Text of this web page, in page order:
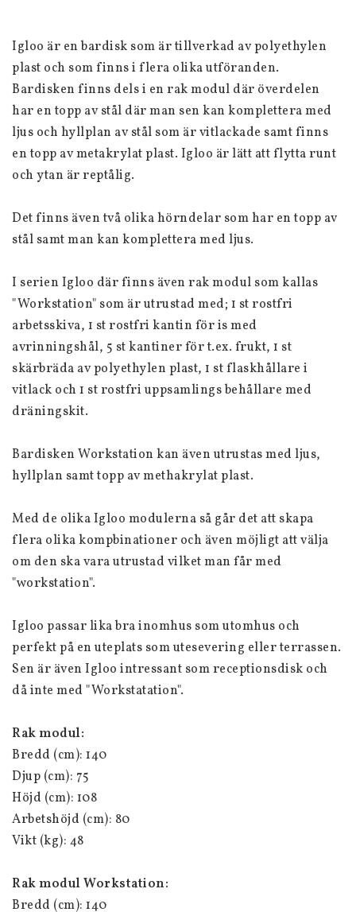
Igloo är en bardisk som är tillverkad av polyethylen
plast och som finns i flera olika utföranden.
Bardisken finns dels i en rak modul där överdelen
har en topp av stål där man sen kan komplettera med
ljus och hyllplan av stål som är vitlackade samt finns
en topp av metakrylat plast. Igloo är lätt att flytta runt
och ytan är reptålig.
Det finns även två olika hörndelar som har en topp av
stål samt man kan komplettera med ljus.
I serien Igloo där finns även rak modul som kallas
"Workstation" som är utrustad med; 1 st rostfri
arbetsskiva, 1 st rostfri kantin för is med
avrinningshål, 5 st kantiner för t.ex. frukt, 1 st
skärbräda av polyethylen plast, 1 st flaskhållare i
vitlack och 1 st rostfri uppsamlings behållare med
dräningskit.
Bardisken Workstation kan även utrustas med ljus,
hyllplan samt topp av methakrylat plast.
Med de olika Igloo modulerna så går det att skapa
flera olika kompbinationer och även möjligt att välja
om den ska vara utrustad vilket man får med
"workstation".
Igloo passar lika bra inomhus som utomhus och
perfekt på en uteplats som utesevering eller terrassen.
Sen är även Igloo intressant som receptionsdisk och
då inte med "Workstatation".
Rak modul:
Bredd (cm): 140
Djup (cm): 75
Höjd (cm): 108
Arbetshöjd (cm): 80
Vikt (kg): 48
Rak modul Workstation:
Bredd (cm): 140